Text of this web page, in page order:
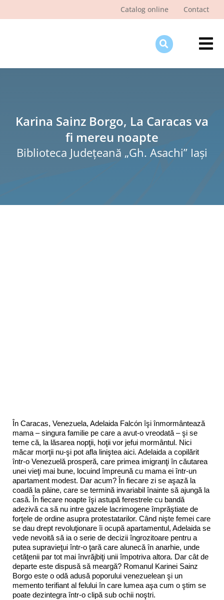
Catalog online Contact
Karina Sainz Borgo, La Caracas va
fi mereu noapte
Biblioteca Judeţeană „Gh. Asachi” Iaşi
În Caracas, Venezuela, Adelaida Falcón îşi înmormântează
mama – singura familie pe care a avut-o vreodată – şi se
teme că, la lăsarea nopţii, hoţii vor jefui mormântul. Nici
măcar morţii nu-şi pot afla liniştea aici. Adelaida a copilărit
într-o Venezuelă prosperă, care primea imigranţi în căutarea
unei vieţi mai bune, locuind împreună cu mama ei într-un
apartament modest. Dar acum? În fiecare zi se aşază la
coadă la pâine, care se termină invariabil înainte să ajungă la
casă. În fiecare noapte îşi astupă ferestrele cu bandă
adezivă ca să nu intre gazele lacrimogene împrăştiate de
forţele de ordine asupra protestatarilor. Când nişte femei care
se dau drept revoluţionare îi ocupă apartamentul, Adelaida se
vede nevoită să ia o serie de decizii îngrozitoare pentru a
putea supravieţui într-o ţară care alunecă în anarhie, unde
cetăţenii par tot mai învrăjbiţi unii împotriva altora. Dar cât de
departe este dispusă să meargă? Romanul Karinei Sainz
Borgo este o odă adusă poporului venezuelean şi un
memento terifiant al felului în care lumea aşa cum o ştim se
poate dezintegra într-o clipă sub ochii noştri.